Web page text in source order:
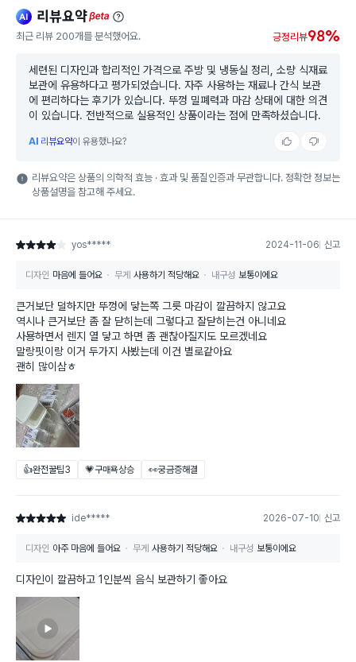
ai 리뷰요약beta
최근 리뷰 200개를 분석했어요. 긍정리뷰98%
세련된 디자인과 합리적인 가격으로 주방 및 냉동실 정리, 소량 식재료
보관에 유용하다고 평가되었습니다. 자주 사용하는 재료나 간식 보관
에 편리하다는 후기가 있습니다. 뚜껑 밀폐력과 마감 상태에 대한 의견
이 있습니다. 전반적으로 실용적인 상품이라는 점에 만족하셨습니다.
AI 리뷰요약이 유용했나요?
리뷰요약은 상품의 의학적 효능 · 효과 및 품질인증과 무관합니다. 정확한 정보는
상품설명을 참고해 주세요.
별점 4점 yos***** 2024-11-06 신고
디자인 마음에 들어요 무게 사용하기 적당해요 내구성 보통이에요
큰거보단 덜하지만 뚜껑에 닿는쪽 그릇 마감이 깔끔하지 않고요
역시나 큰거보단 좀 잘 닫히는데 그렇다고 잘닫히는건 아니네요
사묭하면서 렌지 열 닿고 하면 좀 괜찮아질지도 모르겠네요
말랑핏이랑 이거 두가지 사봤는데 이건 별로같아요
괜히 많이삼ㅎ
👍완전꿀팁3 💗구매욕상승 👀궁금증해결
별점 5점 ide***** 2026-07-10 신고
디자인 아주 마음에 들어요 무게 사용하기 적당해요 내구성 보통이에요
디자인이 깔끔하고 1인분씩 음식 보관하기 좋아요